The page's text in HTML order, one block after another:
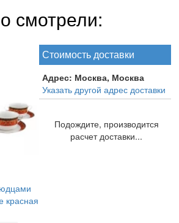
смотрели:
красная
Стоимость доставки
Адрес: Москва, Москва
Указать другой адрес доставки
Подождите, производится
расчет доставки...